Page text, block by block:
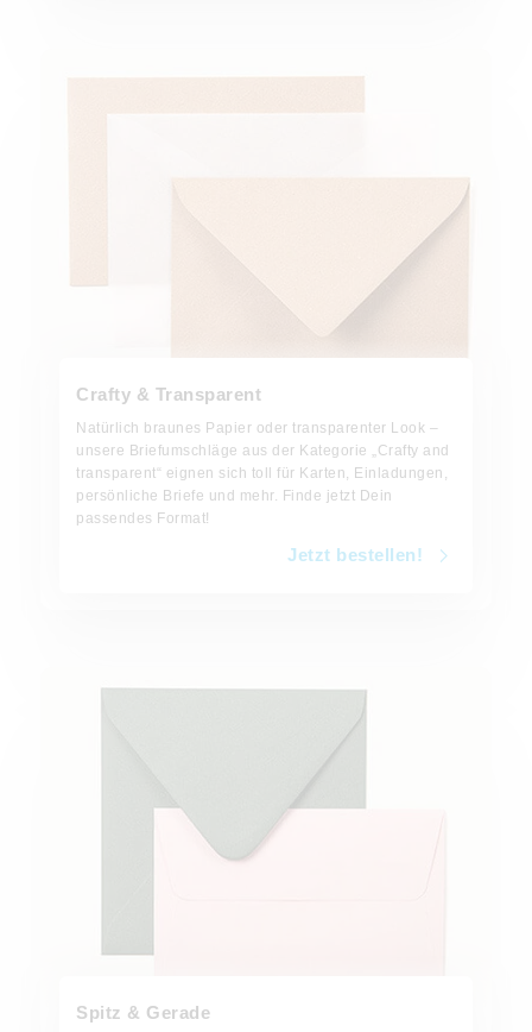
Crafty & Transparent
Natürlich braunes Papier oder transparenter Look –
unsere Briefumschläge aus der Kategorie „Crafty and
transparent“ eignen sich toll für Karten, Einladungen,
persönliche Briefe und mehr. Finde jetzt Dein
passendes Format!
Jetzt bestellen!
Spitz & Gerade